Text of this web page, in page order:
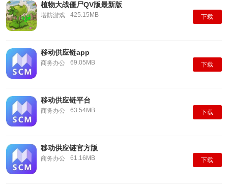
植物大战僵尸QV版最新版
塔防游戏 425.15MB 下载
移动供应链app
商务办公 69.05MB 下载
移动供应链平台
商务办公 63.54MB 下载
移动供应链官方版
商务办公 61.16MB 下载